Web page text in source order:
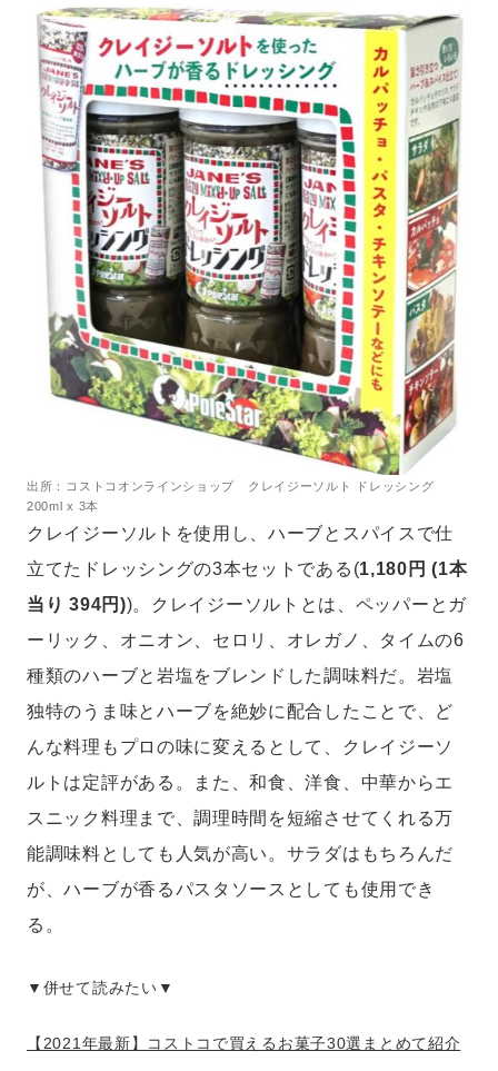
出所：コストコオンラインショップ クレイジーソルト ドレッシング
200ml x 3本
クレイジーソルトを使用し、ハーブとスパイスで仕
立てたドレッシングの3本セットである(1,180円 (1本
当り 394円))。クレイジーソルトとは、ペッパーとガ
ーリック、オニオン、セロリ、オレガノ、タイムの6
種類のハーブと岩塩をブレンドした調味料だ。岩塩
独特のうま味とハーブを絶妙に配合したことで、ど
んな料理もプロの味に変えるとして、クレイジーソ
ルトは定評がある。また、和食、洋食、中華からエ
スニック料理まで、調理時間を短縮させてくれる万
能調味料としても人気が高い。サラダはもちろんだ
が、ハーブが香るパスタソースとしても使用でき
る。
▼併せて読みたい▼
【2021年最新】コストコで買えるお菓子30選まとめて紹介